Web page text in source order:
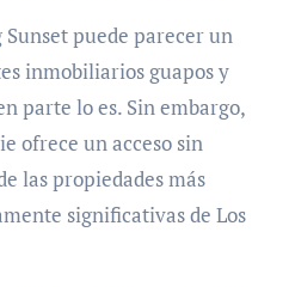
puede parecer un
inmobiliarios guapos y
parte lo es. Sin embargo,
ofrece un acceso sin
las propiedades más
significativas de Los